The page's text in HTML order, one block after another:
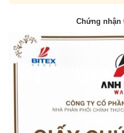
Chứng nhận